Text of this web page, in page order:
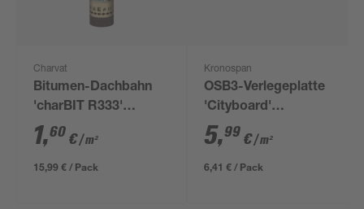
Charvat
Bitumen-Dachbahn
'charBIT R333'
besandet schwarz
100 x 1000 cm
1,60 €/ m²
15,99 € / Pack
Kronospan
OSB3-Verlegeplatte
'Cityboard'
ungeschliffen 1690 x
634 x 12 mm
5,99 €/ m²
6,41 € / Pack